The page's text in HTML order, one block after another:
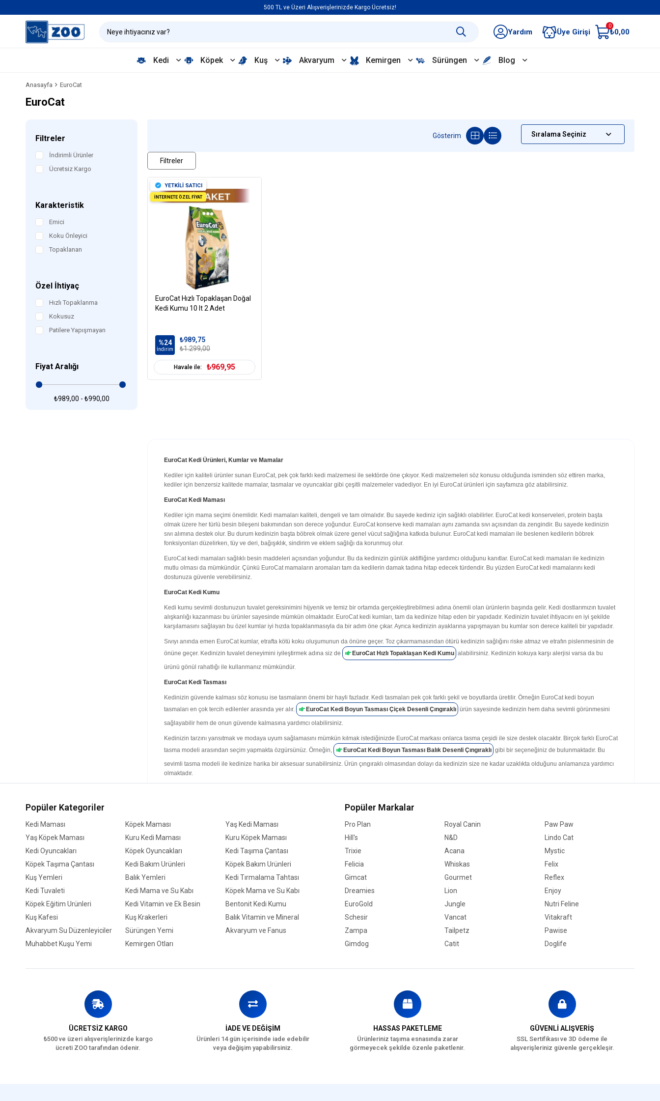
500 TL ve Üzeri Alışverişlerinizde Kargo Ücretsiz!
Yardım Üye Girişi
0
₺0,00
Kedi Köpek Kuş Akvaryum Kemirgen Sürüngen Blog
Anasayfa EuroCat
EuroCat
Filtreler
İndirimli Ürünler
Ücretsiz Kargo
Karakteristik
Emici
Koku Önleyici
Topaklanan
Özel İhtiyaç
Hızlı Topaklanma
Kokusuz
Patilere Yapışmayan
Fiyat Aralığı
₺989,00 - ₺990,00
Filtreler
EuroCat Hızlı Topaklaşan Doğal
Kedi Kumu 10 lt 2 Adet
%24
İndirim
₺989,75
₺1.299,00
YETKİLİ SATICI
İNTERNETE ÖZEL FİYAT
Havale ile: ₺969,95
EuroCat Kedi Ürünleri, Kumlar ve Mamalar
Kediler için kaliteli ürünler sunan EuroCat, pek çok farklı kedi malzemesi ile sektörde öne çıkıyor. Kedi malzemeleri söz konusu olduğunda isminden söz ettiren marka,
kediler için benzersiz kalitede mamalar, tasmalar ve oyuncaklar gibi çeşitli malzemeler vadediyor. En iyi EuroCat ürünleri için sayfamıza göz atabilirsiniz.
EuroCat Kedi Maması
Kediler için mama seçimi önemlidir. Kedi mamaları kaliteli, dengeli ve tam olmalıdır. Bu sayede kediniz için sağlıklı olabilirler. EuroCat kedi konserveleri, protein başta
olmak üzere her türlü besin bileşeni bakımından son derece yoğundur. EuroCat konserve kedi mamaları aynı zamanda sıvı açısından da zengindir. Bu sayede kedinizin
sıvı alımına destek olur. Bu durum kedinizin başta böbrek olmak üzere genel vücut sağlığına katkıda bulunur. EuroCat kedi mamaları ile beslenen kedilerin böbrek
fonksiyonları düzelirken, tüy ve deri, bağışıklık, sindirim ve eklem sağlığı da korunmuş olur.
EuroCat kedi mamaları sağlıklı besin maddeleri açısından yoğundur. Bu da kedinizin günlük aktifliğine yardımcı olduğunu kanıtlar. EuroCat kedi mamaları ile kedinizin
mutlu olması da mümkündür. Çünkü EuroCat mamaların aromaları tam da kedilerin damak tadına hitap edecek türdendir. Bu yüzden EuroCat kedi mamalarını kedi
dostunuza güvenle verebilirsiniz.
EuroCat Kedi Kumu
Kedi kumu sevimli dostunuzun tuvalet gereksinimini hijyenik ve temiz bir ortamda gerçekleştirebilmesi adına önemli olan ürünlerin başında gelir. Kedi dostlarımızın tuvalet
alışkanlığı kazanması bu ürünler sayesinde mümkün olmaktadır. EuroCat kedi kumları, tam da kedinize hitap eden bir yapıdadır. Kedinizin tuvalet ihtiyacını en iyi şekilde
karşılamasını sağlayan bu özel kumlar iyi hızda topaklanmasıyla da bir adım öne çıkar. Ayrıca kedinizin ayaklarına yapışmayan bu kumlar son derece kaliteli bir yapıdadır.
Sıvıyı anında emen EuroCat kumlar, etrafta kötü koku oluşumunun da önüne geçer. Toz çıkarmamasından ötürü kedinizin sağlığını riske atmaz ve etrafın pislenmesinin de
önüne geçer. Kedinizin tuvalet deneyimini iyileştirmek adına siz de
EuroCat Hızlı Topaklaşan Kedi Kumu alabilirsiniz. Kedinizin kokuya karşı alerjisi varsa da bu
ürünü gönül rahatlığı ile kullanmanız mümkündür.
EuroCat Kedi Tasması
Kedinizin güvende kalması söz konusu ise tasmaların önemi bir hayli fazladır. Kedi tasmaları pek çok farklı şekil ve boyutlarda üretilir. Örneğin EuroCat kedi boyun
tasmaları en çok tercih edilenler arasında yer alır.
EuroCat Kedi Boyun Tasması Çiçek Desenli Çıngıraklı ürün sayesinde kedinizin hem daha sevimli görünmesini
sağlayabilir hem de onun güvende kalmasına yardımcı olabilirsiniz.
Kedinizin tarzını yansıtmak ve modaya uyum sağlamasını mümkün kılmak istediğinizde EuroCat markası onlarca tasma çeşidi ile size destek olacaktır. Birçok farklı EuroCat
tasma modeli arasından seçim yapmakta özgürsünüz. Örneğin,
EuroCat Kedi Boyun Tasması Balık Desenli Çıngıraklı gibi bir seçeneğiniz de bulunmaktadır. Bu
sevimli tasma modeli ile kedinize harika bir aksesuar sunabilirsiniz. Ürün çıngıraklı olmasından dolayı da kedinizin size ne kadar uzaklıkta olduğunu anlamanıza yardımcı
olmaktadır.
EuroCat markası çok çeşitli kedi ürünleri sunar. Bunlardan biri de kedi oyuncakları olmaktadır. EuroCat kedi oyuncakları birçok farklı şekil ve tasarımda üretilir. Bu
oyuncaklar sayesinde kedinizin günlük aktifliğini desteklerken diğer yandan mutlu olmasını ve iyi vakit geçirmesini de sağlayabilirsiniz. Kedinizin zihinsel gelişimini teşvik
etmeniz de yine EuroCat oyuncaklar sayesinde söz konusu olabilecektir. Bunu sağlamak adına
EuroCat Kedi Oyuncağı Püsküllü Maymun
gibi bir ürün satın
alabilirsiniz.
Kedilerin ihtiyaçları çok çeşitlidir. Kedinizin rutin bakımını sağlamak adına kaliteli ürünler kullanmanız gerekir. Kedinizin bakımında kaliteli ürünler kullanmanız onun sağlığı
açısından son derece önemlidir. Örneğin kedinizin tırnak bakımında
EuroCat Kedi Tırnak Makası
gibi bir ürün tercih etmeniz, kedinizin bu süreçte güvenli bir şekilde
bakımının yapılmasına yardımcıdır. Kedinizin tırnağını bu tarz bir ürünle kesmeniz, çeşitli yaralanmaların önüne geçebilecektir.
EuroCat Kedi Ürünleri, Kumlar ve Mamalar ile İlgili Sık Sorulan Sorular
EuroCat Markası Kaliteli Mi?
En Çok Tercih Edilen EuroCat Ürünleri Hangileri?
Popüler Kategoriler
Kedi Maması Köpek Maması
Yaş Kedi Maması
Yaş Köpek Maması
Kuru Kedi Maması
Kuru Köpek Maması
Kedi Oyuncakları
Köpek Oyuncakları
Kedi Taşıma Çantası
Köpek Taşıma Çantası
Kedi Bakım Ürünleri
Köpek Bakım Ürünleri
Kuş Yemleri
Balık Yemleri
Kedi Tırmalama Tahtası
Kedi Tuvaleti
Kedi Mama ve Su Kabı
Köpek Mama ve Su Kabı
Köpek Eğitim Ürünleri
Kedi Vitamin ve Ek Besin
Bentonit Kedi Kumu
Kuş Kafesi
Kuş Krakerleri
Balık Vitamin ve Mineral
Akvaryum Su Düzenleyiciler
Sürüngen Yemi
Akvaryum ve Fanus
Muhabbet Kuşu Yemi
Kemirgen Otları
Popüler Markalar
Pro Plan Royal Canin
Paw Paw
Hill's
N&D
Lindo Cat
Trixie
Acana
Mystic
Felicia
Whiskas
Felix
Gimcat
Gourmet
Reflex
Dreamies
Lion
Enjoy
EuroGold
Jungle
Nutri Feline
Schesir
Vancat
Vitakraft
Zampa
Tailpetz
Pawise
Gimdog
Catit Doglife
ÜCRETSİZ KARGO
₺500 ve üzeri alışverişlerinizde kargo
ücreti ZOO tarafından ödenir.
İADE VE DEĞİŞİM
Ürünleri 14 gün içerisinde iade edebilir
veya değişim yapabilirsiniz.
HASSAS PAKETLEME
Ürünleriniz taşıma esnasında zarar
görmeyecek şekilde özenle paketlenir.
GÜVENLİ ALIŞVERİŞ
SSL Sertifikası ve 3D ödeme ile
alışverişleriniz güvenle gerçekleşir.